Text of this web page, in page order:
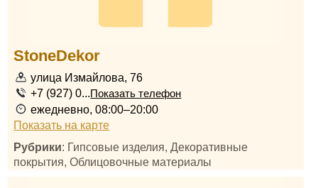
StoneDekor
улица Измайлова, 76
+7 (927) 0...Показать телефон
ежедневно, 08:00–20:00
Показать на карте
Рубрики: Гипсовые изделия, Декоративные
покрытия, Облицовочные материалы